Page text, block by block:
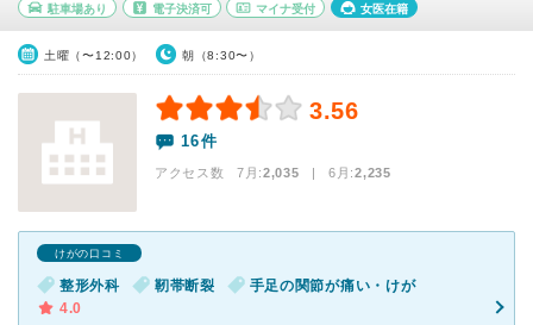
駐車場あり 電子決済可 マイナ受付 女医在籍
土曜（〜12:00） 朝（8:30〜）
3.56
16件
アクセス数 7月:2,035 | 6月:2,235
けがの口コミ
整形外科 靭帯断裂
手足の関節が痛い・けが
4.0